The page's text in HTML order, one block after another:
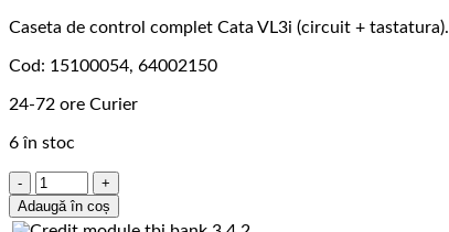
Caseta de control complet Cata VL3i (circuit + tastatura).
Cod: 15100054, 64002150
24-72 ore Curier
6 în stoc
Cantitate
Set
comenzi,
Adaugă în coș